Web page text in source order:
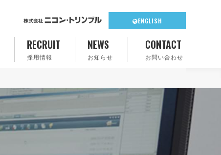
ENGLISH
RECRUIT
採用情報
NEWS
お知らせ
CONTACT
お問い合わせ